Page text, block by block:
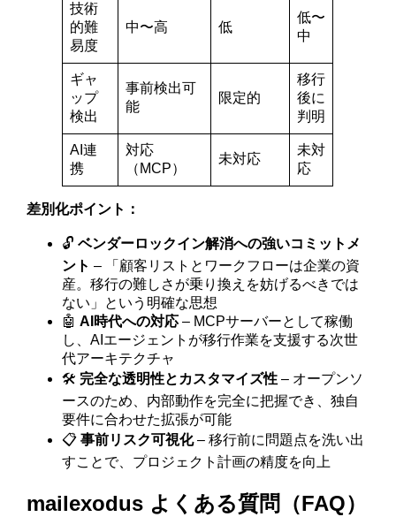
技術
的難
易度
中〜高 低
低〜
中
ギャ
ップ
検出
事前検出可
能
限定的
移行
後に
判明
AI連
携
対応
（MCP）
未対応
未対
応
差別化ポイント：
🔓ベンダーロックイン解消への強いコミットメ
ント – 「顧客リストとワークフローは企業の資
産。移行の難しさが乗り換えを妨げるべきでは
ない」という明確な思想
🤖AI時代への対応 – MCPサーバーとして稼働
し、AIエージェントが移行作業を支援する次世
代アーキテクチャ
🛠️ 完全な透明性とカスタマイズ性 – オープンソ
ースのため、内部動作を完全に把握でき、独自
要件に合わせた拡張が可能
📋事前リスク可視化– 移行前に問題点を洗い出
すことで、プロジェクト計画の精度を向上
mailexodus よくある質問（FAQ）